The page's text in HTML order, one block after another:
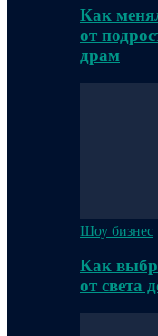
Как
от
драм
Шоу бизнес
Как
от света